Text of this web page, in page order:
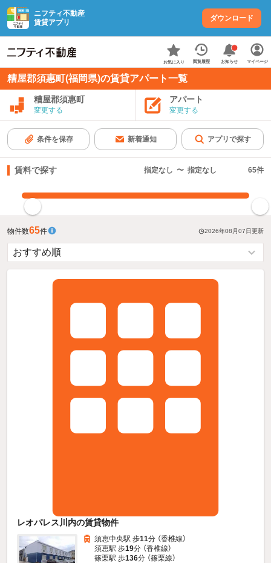
ニフティ不動産
賃貸アプリ
ダウンロード
お気に入り 閲覧履歴 お知らせ マイページ
糟屋郡須惠町(福岡県)の賃貸アパート一覧
糟屋郡須惠町
変更する
アパート
変更する
条件を保存 新着通知 アプリで探す
賃料で探す 指定なし 〜 指定なし 65件
物件数65件 2026年08月07日更新
レオパレス川内の賃貸物件
須恵中央駅 歩11分 （香椎線）
須恵駅 歩19分 （香椎線）
篠栗駅 歩136分 （篠栗線）